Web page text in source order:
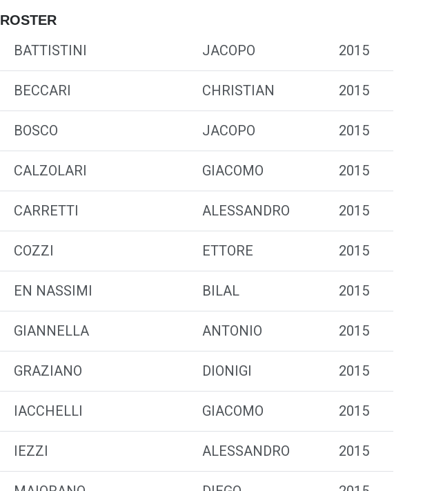
ROSTER
BATTISTINI JACOPO 2015
BECCARI CHRISTIAN 2015
BOSCO JACOPO 2015
CALZOLARI GIACOMO 2015
CARRETTI ALESSANDRO 2015
COZZI ETTORE 2015
EN NASSIMI BILAL 2015
GIANNELLA ANTONIO 2015
GRAZIANO DIONIGI 2015
IACCHELLI GIACOMO 2015
IEZZI ALESSANDRO 2015